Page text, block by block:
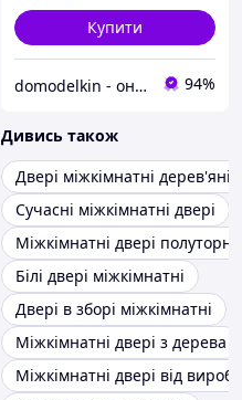
Купити
domodelkin - онлайн маркет товарів для дому 94%
Дивись також
Двері міжкімнатні дерев'яні
Сучасні міжкімнатні двері
Міжкімнатні двері полуторні
Білі двері міжкімнатні
Двері в зборі міжкімнатні
Міжкімнатні двері з дерева
Міжкімнатні двері від